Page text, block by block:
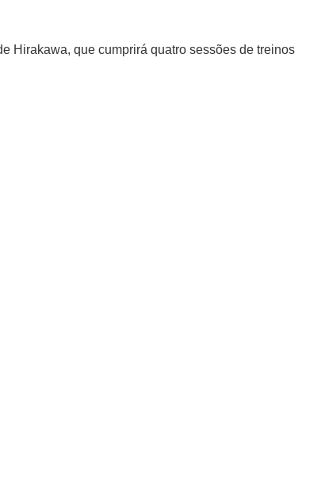
Hirakawa, que cumprirá quatro sessões de treinos